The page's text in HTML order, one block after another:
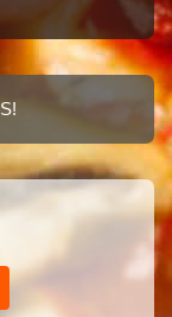
8 PUNTI 3,00